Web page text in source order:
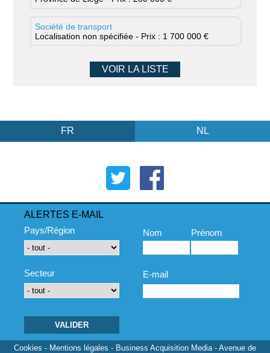
Société de transport
Localisation non spécifiée - Prix : 1 700 000 €
VOIR LA LISTE
FR NL
ALERTES E-MAIL
Pays/Région
Secteur
Nom Prénom
E-mail
Cookies - Mentions légales - Business Acquisition Media - Avenue de